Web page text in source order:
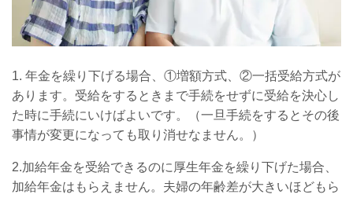
1. 年金を繰り下げる場合、①増額方式、②一括受給方式が
あります。受給をするときまで手続をせずに受給を決心し
た時に手続にいけばよいです。（一旦手続をするとその後
事情が変更になっても取り消せなません。）
2.加給年金を受給できるのに厚生年金を繰り下げた場合、
加給年金はもらえません。夫婦の年齢差が大きいほどもら